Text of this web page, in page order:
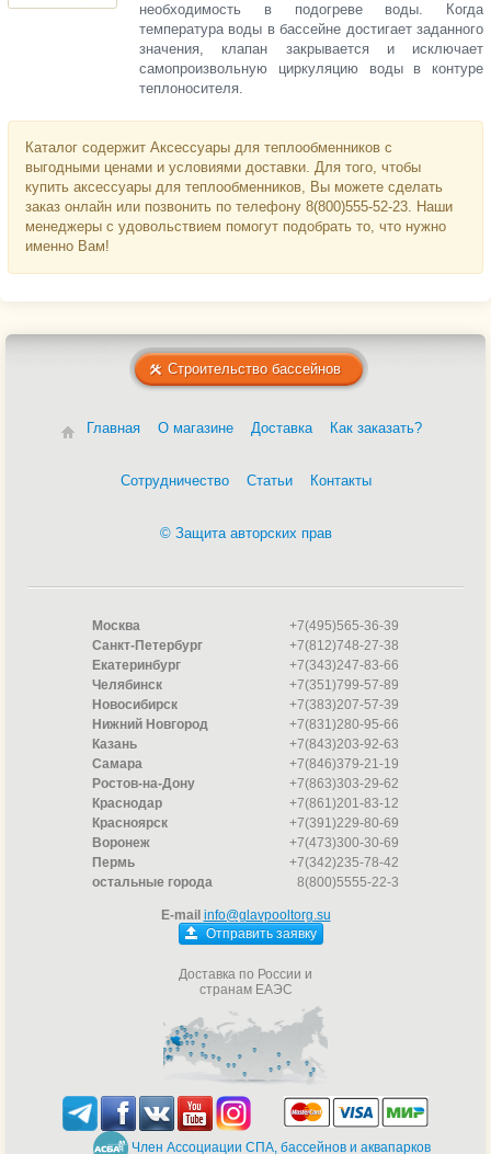
необходимость в подогреве воды. Когда
температура воды в бассейне достигает заданного
значения, клапан закрывается и исключает
самопроизвольную циркуляцию воды в контуре
теплоносителя.
Каталог содержит Аксессуары для теплообменников с
выгодными ценами и условиями доставки. Для того, чтобы
купить аксессуары для теплообменников, Вы можете сделать
заказ онлайн или позвонить по телефону 8(800)555-52-23. Наши
менеджеры с удовольствием помогут подобрать то, что нужно
именно Вам!
Строительство бассейнов
Главная О магазине Доставка Как заказать?
Сотрудничество Статьи Контакты
© Защита авторских прав
Москва
+7(495)565-36-39
Санкт-Петербург
+7(812)748-27-38
Екатеринбург
+7(343)247-83-66
Челябинск
+7(351)799-57-89
Новосибирск
+7(383)207-57-39
Нижний Новгород
+7(831)280-95-66
Казань
+7(843)203-92-63
Самара
+7(846)379-21-19
Ростов-на-Дону
+7(863)303-29-62
Краснодар
+7(861)201-83-12
Красноярск
+7(391)229-80-69
Воронеж
+7(473)300-30-69
Пермь
+7(342)235-78-42
остальные города
8(800)5555-22-3
E-mail info@glavpooltorg.su
Отправить заявку
Доставка по России и
странам ЕАЭС
Член Ассоциации СПА, бассейнов и аквапарков